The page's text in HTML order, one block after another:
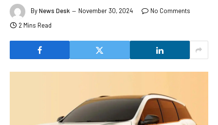
ByNews Desk November 30, 2024
No Comments
2 Mins Read